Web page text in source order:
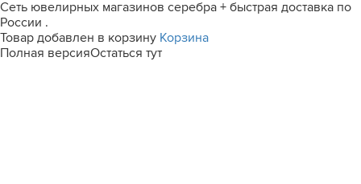
Сеть ювелирных магазинов серебра + быстрая доставка по
России .
Товар добавлен в корзину Корзина
Полная версияОстаться тут